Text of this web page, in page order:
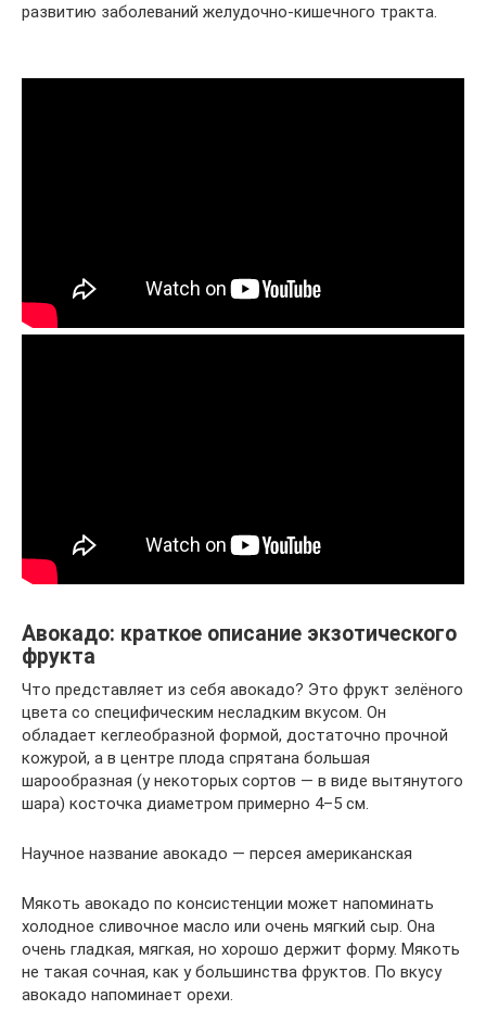
развитию заболеваний желудочно-кишечного тракта.
Авокадо: краткое описание экзотического
фрукта
Что представляет из себя авокадо? Это фрукт зелёного
цвета со специфическим несладким вкусом. Он
обладает кеглеобразной формой, достаточно прочной
кожурой, а в центре плода спрятана большая
шарообразная (у некоторых сортов — в виде вытянутого
шара) косточка диаметром примерно 4–5 см.
Научное название авокадо — персея американская
Мякоть авокадо по консистенции может напоминать
холодное сливочное масло или очень мягкий сыр. Она
очень гладкая, мягкая, но хорошо держит форму. Мякоть
не такая сочная, как у большинства фруктов. По вкусу
авокадо напоминает орехи.